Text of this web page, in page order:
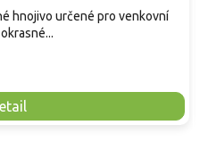
hnojivo určené pro venkovní